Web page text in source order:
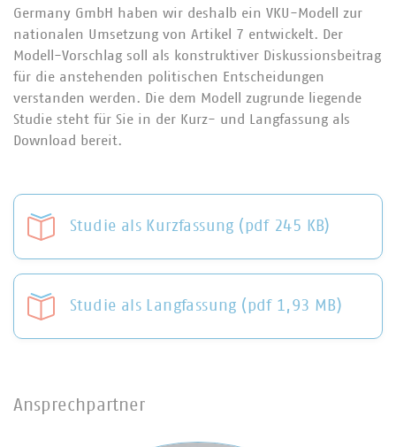
Germany GmbH haben wir deshalb ein VKU-Modell zur
nationalen Umsetzung von Artikel 7 entwickelt. Der
Modell-Vorschlag soll als konstruktiver Diskussionsbeitrag
für die anstehenden politischen Entscheidungen
verstanden werden. Die dem Modell zugrunde liegende
Studie steht für Sie in der Kurz- und Langfassung als
Download bereit.
Studie als Kurzfassung (pdf 245 KB)
Studie als Langfassung (pdf 1,93 MB)
Ansprechpartner